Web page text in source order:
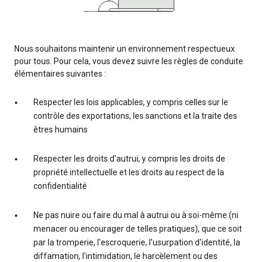
Nous souhaitons maintenir un environnement respectueux
pour tous. Pour cela, vous devez suivre les règles de conduite
élémentaires suivantes :
Respecter les lois applicables, y compris celles sur le
contrôle des exportations, les sanctions et la traite des
êtres humains
Respecter les droits d'autrui, y compris les droits de
propriété intellectuelle et les droits au respect de la
confidentialité
Ne pas nuire ou faire du mal à autrui ou à soi-même (ni
menacer ou encourager de telles pratiques), que ce soit
par la tromperie, l'escroquerie, l'usurpation d'identité, la
diffamation, l'intimidation, le harcèlement ou des